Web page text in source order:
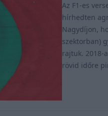
Az F1-es
hírhedten
Nagydíjon,
szektorban)
rajtuk. 2018-
rövid időre